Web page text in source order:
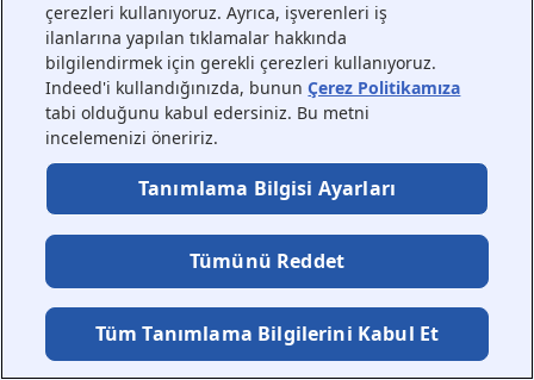
çerezleri kullanıyoruz. Ayrıca, işverenleri iş
ilanlarına yapılan tıklamalar hakkında
bilgilendirmek için gerekli çerezleri kullanıyoruz.
Indeed'i kullandığınızda, bununÇerez Politikamıza
tabi olduğunu kabul edersiniz. Bu metni
incelemenizi öneririz.
Tanımlama Bilgisi Ayarları
Tümünü Reddet
Tüm Tanımlama Bilgilerini Kabul Et